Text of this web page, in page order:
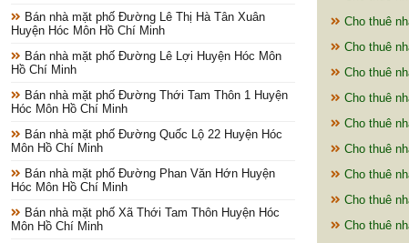
Bán nhà mặt phố Đường Lê Thị Hà Tân Xuân
Huyện Hóc Môn Hồ Chí Minh
Bán nhà mặt phố Đường Lê Lợi Huyện Hóc Môn
Hồ Chí Minh
Bán nhà mặt phố Đường Thới Tam Thôn 1 Huyện
Hóc Môn Hồ Chí Minh
Bán nhà mặt phố Đường Quốc Lộ 22 Huyện Hóc
Môn Hồ Chí Minh
Bán nhà mặt phố Đường Phan Văn Hớn Huyện
Hóc Môn Hồ Chí Minh
Bán nhà mặt phố Xã Thới Tam Thôn Huyện Hóc
Môn Hồ Chí Minh
Cho thuê
Cho thuê
Cho thuê
Cho thuê
Cho thuê
Cho thuê
Cho thuê
Cho thuê
Cho thuê